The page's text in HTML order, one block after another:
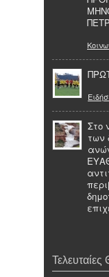
Στο
των
Τελευταίες